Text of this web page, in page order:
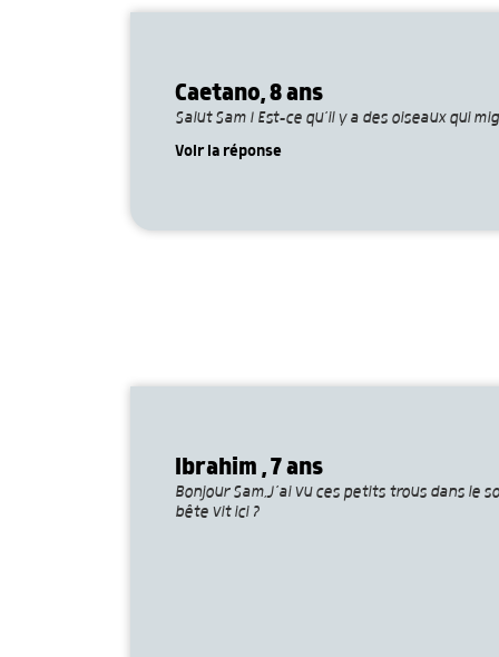
Caetano, 8 ans
Salut Sam ! Est-ce qu’il y a des oiseaux qui
Voir la réponse
Ibrahim , 7 ans
Bonjour Sam,J’ai vu ces petits trous dans le
bête vit ici ?